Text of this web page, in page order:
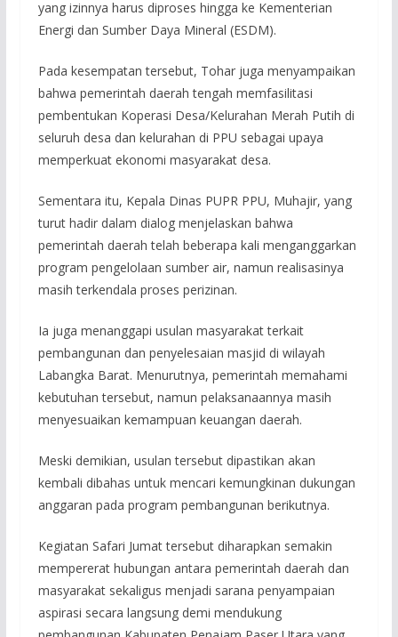
yang izinnya harus diproses hingga ke Kementerian
Energi dan Sumber Daya Mineral (ESDM).
Pada kesempatan tersebut, Tohar juga menyampaikan
bahwa pemerintah daerah tengah memfasilitasi
pembentukan Koperasi Desa/Kelurahan Merah Putih di
seluruh desa dan kelurahan di PPU sebagai upaya
memperkuat ekonomi masyarakat desa.
Sementara itu, Kepala Dinas PUPR PPU, Muhajir, yang
turut hadir dalam dialog menjelaskan bahwa
pemerintah daerah telah beberapa kali menganggarkan
program pengelolaan sumber air, namun realisasinya
masih terkendala proses perizinan.
Ia juga menanggapi usulan masyarakat terkait
pembangunan dan penyelesaian masjid di wilayah
Labangka Barat. Menurutnya, pemerintah memahami
kebutuhan tersebut, namun pelaksanaannya masih
menyesuaikan kemampuan keuangan daerah.
Meski demikian, usulan tersebut dipastikan akan
kembali dibahas untuk mencari kemungkinan dukungan
anggaran pada program pembangunan berikutnya.
Kegiatan Safari Jumat tersebut diharapkan semakin
mempererat hubungan antara pemerintah daerah dan
masyarakat sekaligus menjadi sarana penyampaian
aspirasi secara langsung demi mendukung